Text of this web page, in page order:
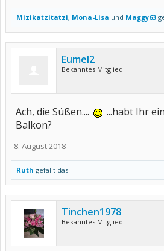
Mizikatzitatzi, Mona-Lisa und Maggy63
Eumel2
Bekanntes Mitglied
Ach, die Süßen....
...habt Ihr
Balkon?
8. August 2018
Ruth gefällt das.
Tinchen1978
Bekanntes Mitglied